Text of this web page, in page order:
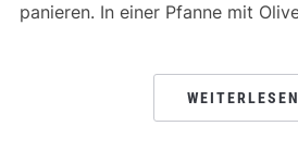
panieren. In einer Pfanne mit
WEITERLESEN